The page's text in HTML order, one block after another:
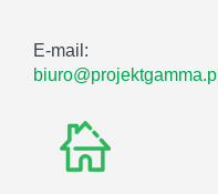
E-mail:
biuro@projektgamma.pl